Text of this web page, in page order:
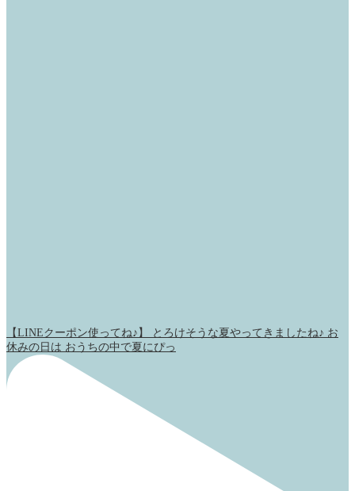
【LINEクーポン使ってね♪】 とろけそうな夏やってきましたね♪ お
休みの日は おうちの中で夏にぴっ